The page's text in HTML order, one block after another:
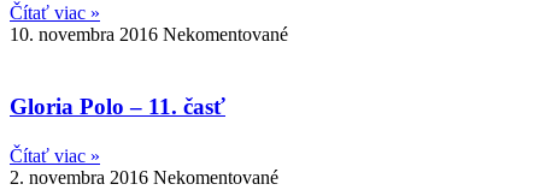
Čítať viac »
10. novembra 2016 Nekomentované
Gloria Polo – 11. časť
Čítať viac »
2. novembra 2016 Nekomentované